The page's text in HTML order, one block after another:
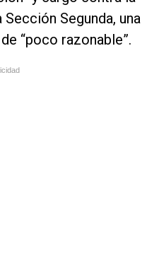
Segunda, una
“poco razonable”.